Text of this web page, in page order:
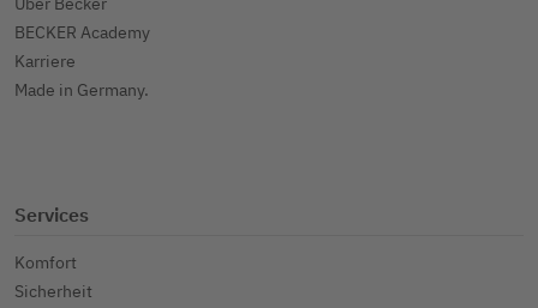
BECKER Academy
Karriere
Made in Germany.
Services
Komfort
Sicherheit